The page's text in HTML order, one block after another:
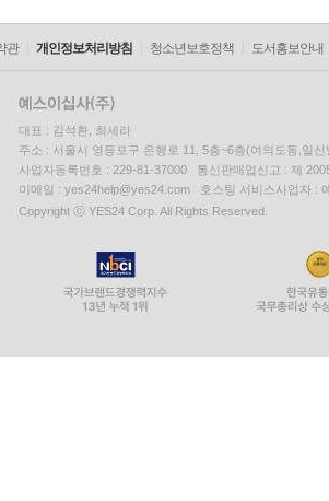
관 개인정보처리방침 청소년보호정책 도서홍보안내
대표 : 김석환, 최세라
주소 : 서울시 영등포구 은행로 11, 5층~6층(여의도동,일신
사업자등록번호 : 229-81-37000 통신판매업신고 : 제
이메일 : yes24help@yes24.com 호스팅 서비스사업자 :
Copyright ⓒ YES24 Corp. All Rights Reserved.